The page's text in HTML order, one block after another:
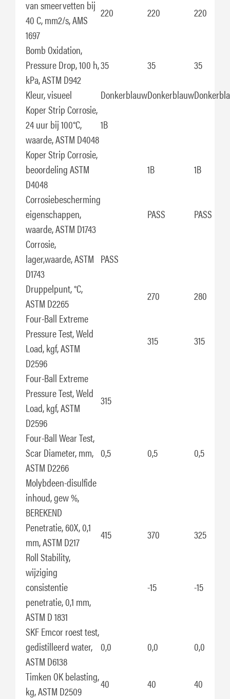
van smeervetten bij
40 C, mm2/s, AMS
1697
220 220 220
Bomb Oxidation,
Pressure Drop, 100 h,
kPa, ASTM D942
35 35
35
Kleur, visueel
DonkerblauwDonkerblauw
Koper Strip Corrosie,
24 uur bij 100°C,
waarde, ASTM D4048
1B
Koper Strip Corrosie,
beoordeling ASTM
D4048
1B
1B
Corrosiebescherming
eigenschappen,
waarde, ASTM D1743
PASS
PASS
Corrosie,
lager,waarde, ASTM
D1743
PASS
Druppelpunt, °C,
ASTM D2265
270
280
Four-Ball Extreme
Pressure Test, Weld
Load, kgf, ASTM
D2596
315 315
Four-Ball Extreme
Pressure Test, Weld
Load, kgf, ASTM
D2596
315
Four-Ball Wear Test,
Scar Diameter, mm,
ASTM D2266
0,5 0,5
0,5
Molybdeen-disulfide
inhoud, gew %,
BEREKEND
Penetratie, 60X, 0,1
mm, ASTM D217
415 370
325
Roll Stability,
wijziging
consistentie
penetratie, 0,1 mm,
ASTM D 1831
-15 -15
SKF Emcor roest test,
gedistilleerd water,
ASTM D6138
0,0 0,0
0,0
Timken OK belasting,
kg, ASTM D2509
40 40 40